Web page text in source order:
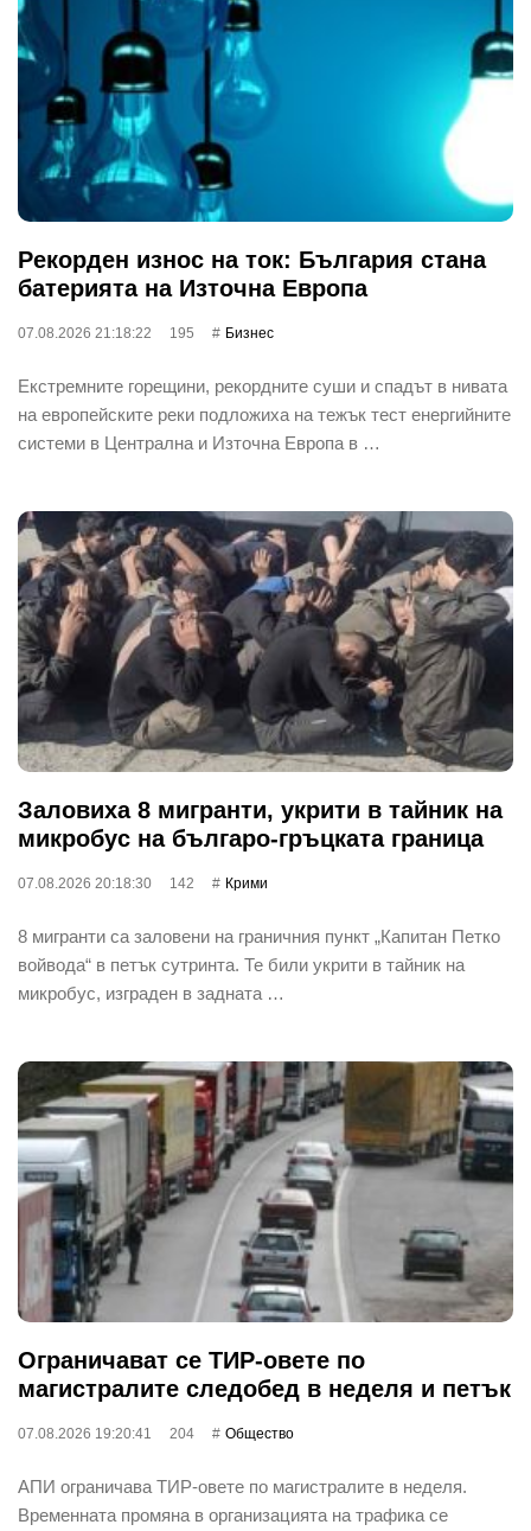
Рекорден износ на ток: България стана
батерията на Източна Европа
07.08.2026 21:18:22 195 Бизнес
Екстремните горещини, рекордните суши и спадът в нивата
на европейските реки подложиха на тежък тест енергийните
системи в Централна и Източна Европа в …
Заловиха 8 мигранти, укрити в тайник на
микробус на българо-гръцката граница
07.08.2026 20:18:30 142 Крими
8 мигранти са заловени на граничния пункт „Капитан Петко
войвода“ в петък сутринта. Те били укрити в тайник на
микробус, изграден в задната …
Ограничават се ТИР-овете по
магистралите следобед в неделя и петък
07.08.2026 19:20:41 204 Общество
АПИ ограничава ТИР-овете по магистралите в неделя.
Временната промяна в организацията на трафика се